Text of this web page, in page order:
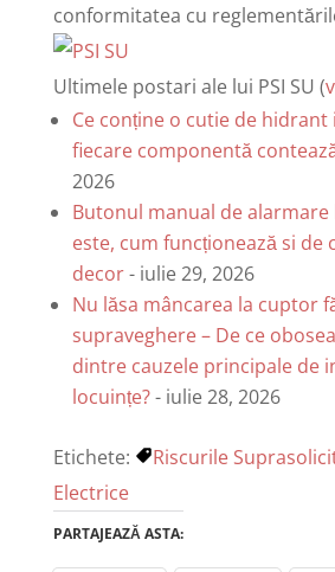
conformitatea cu
Ultimele postari ale lui PSI SU (
Ce conține o cutie de
fiecare componentă
2026
Butonul manual de alarmare
este, cum funcționează si de
decor- iulie 29, 2026
Nu lăsa mâncarea la cuptor
supraveghere – De ce
dintre cauzele principale de
locuințe?- iulie 28, 2026
Etichete:
Riscurile
Electrice
PARTAJEAZĂ ASTA: